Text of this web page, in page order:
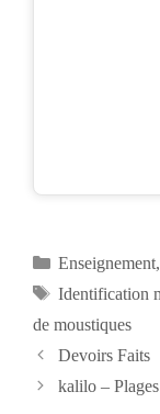
Catégories
Enseignement,
Étiquettes
Identification
de moustiques
Navigation
des
Devoirs Faits
kalilo –